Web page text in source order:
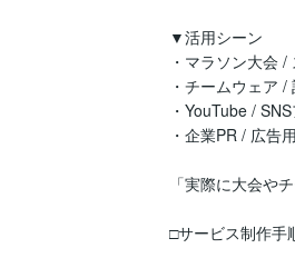
▼活用シーン
・マラソン大会
・チームウェア
・YouTube /
・企業PR / 広告
「実際に大会や
□サービス制作手